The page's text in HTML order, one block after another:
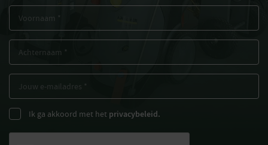
Ik ga akkoord met het privacybeleid.